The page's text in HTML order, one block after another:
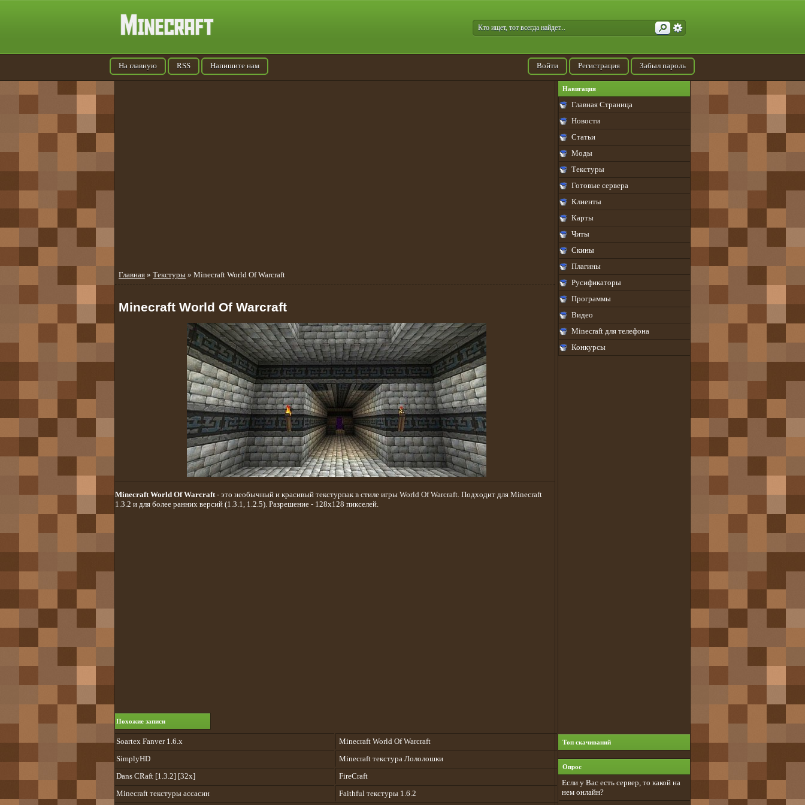
Войти Регистрация Забыл пароль
На главную RSS Напишите нам
Навигация
Главная Страница
Новости
Статьи
Моды
Текстуры
Готовые сервера
Клиенты
Карты
Читы
Скины
Плагины
Русификаторы
Программы
Видео
Minecraft для телефона
Конкурсы
Топ скачиваний
Опрос
Если у Вас есть сервер, то какой на
нем онлайн?
Главная » Текстуры » Minecraft World Of Warcraft
Minecraft World Of Warcraft
Minecraft World Of Warcraft- это необычный и красивый текстурпак в стиле игры World Of Warcraft. Подходит для Minecraft
1.3.2 и для более ранних версий (1.3.1, 1.2.5). Разрешение - 128x128 пикселей.
Похожие записи
Soartex Fanver 1.6.x
Minecraft World Of Warcraft
SimplyHD
Minecraft текстура Лололошки
Dans CRaft [1.3.2] [32x]
FireCraft
Minecraft текстуры ассасин
Faithful текстуры 1.6.2